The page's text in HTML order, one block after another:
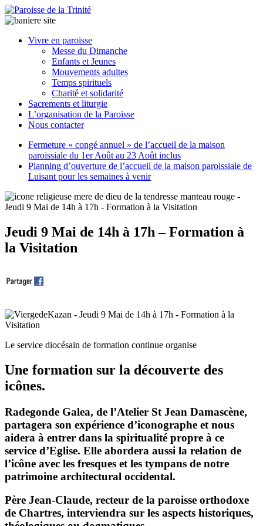
Vivre en paroisse
Messe du Dimanche
Enfants et Jeunes
Mouvements adultes
Temps spirituels
Charité et solidarité
Sacrements et liturgie
L’organisation de la Paroisse
Nous contacter
Fermeture « congé annuel » de l’accueil de la maison
paroissiale du 1er Août au 23 Août inclus
Planning d’ouverture de l’accueil de la maison paroissiale de
Luisant pour les semaines à venir
Jeudi 9 Mai de 14h à 17h – Formation à
la Visitation
Le service diocésain de formation continue organise
Une formation sur la découverte des
icônes.
Radegonde Galea, de l’Atelier St Jean Damascène,
partagera son expérience d’iconographe et nous
aidera à entrer dans la spiritualité propre à ce
service d’Eglise. Elle abordera aussi la relation de
l’icône avec les fresques et les tympans de notre
patrimoine architectural occidental.
Père Jean-Claude, recteur de la paroisse orthodoxe
de Chartres, interviendra sur les aspects historiques,